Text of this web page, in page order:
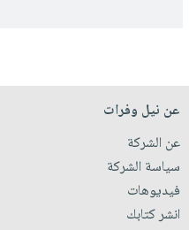
عن نيل وفرات
عن الشركة
سياسة الشركة
فيديوهات
انشر كتابك